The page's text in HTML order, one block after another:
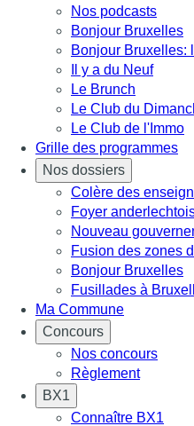
Nos podcasts
Bonjour Bruxelles
Bonjour Bruxelles:
Il y a du Neuf
Le Brunch
Le Club du
Le Club de l'Immo
Grille des programmes
Nos dossiers
Colère des
Foyer
Nouveau
Fusion des zones
Bonjour Bruxelles
Fusillades à
Ma Commune
Concours
Nos concours
Règlement
BX1
Connaître BX1